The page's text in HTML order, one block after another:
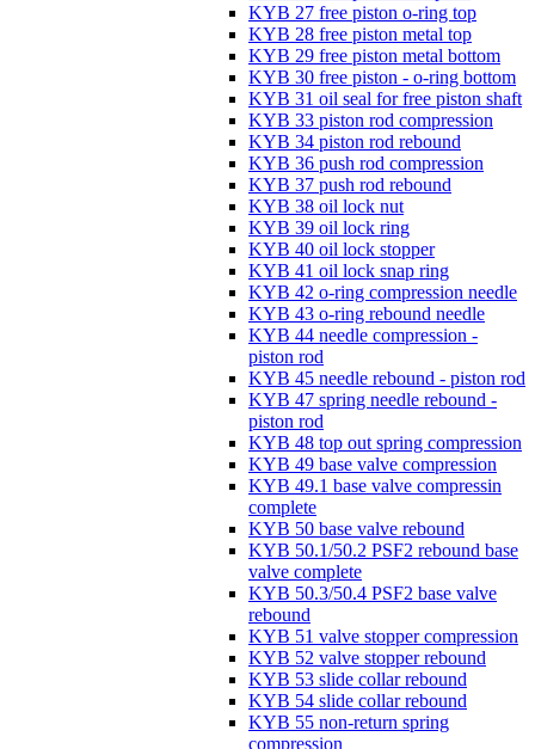
KYB 27 free piston o-ring top
KYB 28 free piston metal top
KYB 29 free piston metal bottom
KYB 30 free piston - o-ring bottom
KYB 31 oil seal for free piston shaft
KYB 33 piston rod compression
KYB 34 piston rod rebound
KYB 36 push rod compression
KYB 37 push rod rebound
KYB 38 oil lock nut
KYB 39 oil lock ring
KYB 40 oil lock stopper
KYB 41 oil lock snap ring
KYB 42 o-ring compression needle
KYB 43 o-ring rebound needle
KYB 44 needle compression -
piston rod
KYB 45 needle rebound - piston rod
KYB 47 spring needle rebound -
piston rod
KYB 48 top out spring compression
KYB 49 base valve compression
KYB 49.1 base valve compressin
complete
KYB 50 base valve rebound
KYB 50.1/50.2 PSF2 rebound base
valve complete
KYB 50.3/50.4 PSF2 base valve
rebound
KYB 51 valve stopper compression
KYB 52 valve stopper rebound
KYB 53 slide collar rebound
KYB 54 slide collar rebound
KYB 55 non-return spring
compression